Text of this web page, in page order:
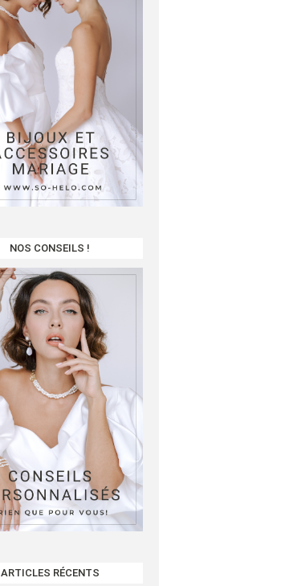
NOS CONSEILS !
ARTICLES RÉCENTS